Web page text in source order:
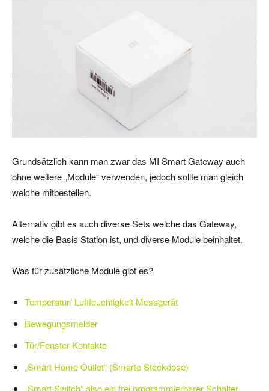
Grundsätzlich kann man zwar das MI Smart Gateway auch
ohne weitere „Module“ verwenden, jedoch sollte man gleich
welche mitbestellen.
Alternativ gibt es auch diverse Sets welche das Gateway,
welche die Basis Station ist, und diverse Module beinhaltet.
Was für zusätzliche Module gibt es?
Temperatur/ Luftfeuchtigkeit Messgerät
Bewegungsmelder
Tür/Fenster Kontakte
„Smart Home Outlet“ (Smarte Steckdose)
„Smart Switch“ also ein frei programmierbarer Schalter